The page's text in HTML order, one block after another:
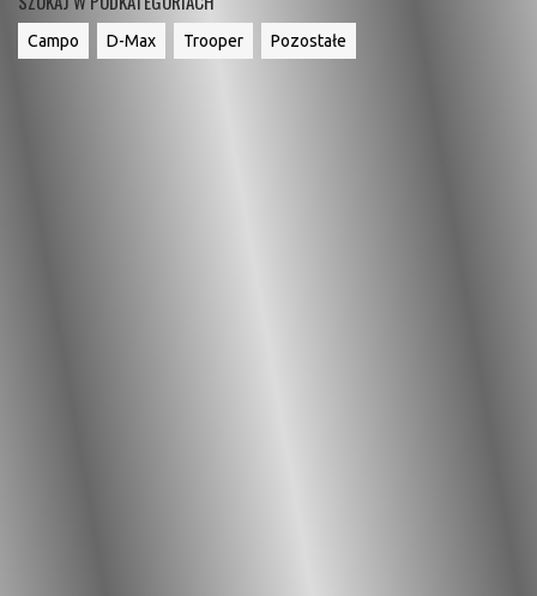
Campo D-Max Trooper Pozostałe